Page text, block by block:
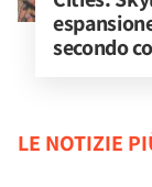
secondo
LE NOTIZIE